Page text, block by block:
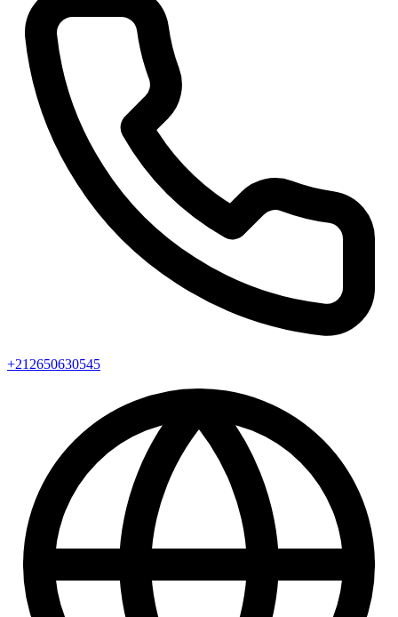
+212650630545